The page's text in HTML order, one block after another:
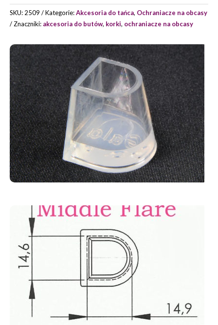
SKU: 2509 Kategorie:Akcesoria do tańca, Ochraniacze na obcasy
Znaczniki: akcesoria do butów, korki, ochraniacze na obcasy